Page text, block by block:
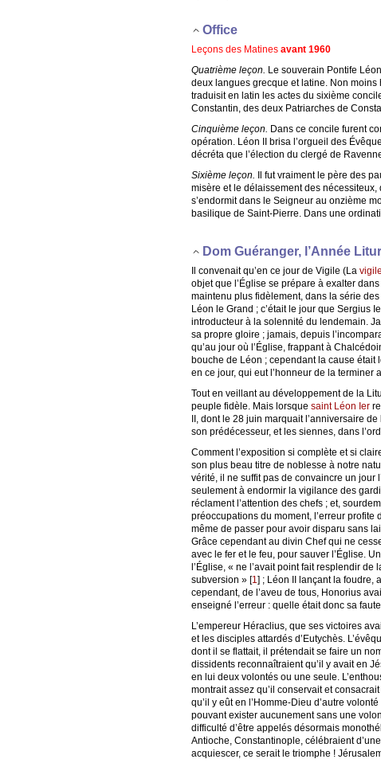
Office
Leçons des Matines avant 1960
Quatrième leçon. Le souverain Pontife
deux langues grecque et latine. Non
traduisit en latin les actes du sixième
Constantin, des deux Patriarches de
Cinquième leçon. Dans ce concile furent
opération. Léon II brisa l’orgueil des
décréta que l’élection du clergé de
Sixième leçon. Il fut vraiment le père des
misère et le délaissement des
s’endormit dans le Seigneur au onzième
basilique de Saint-Pierre. Dans une
Dom Guéranger, l’Année
Il convenait qu’en ce jour de Vigile (La
objet que l’Église se prépare à exalter
maintenu plus fidèlement, dans la série
Léon le Grand ; c’était le jour que Sergius
introducteur à la solennité du lendemain.
sa propre gloire ; jamais, depuis
qu’au jour où l’Église, frappant à
bouche de Léon ; cependant la cause était
en ce jour, qui eut l’honneur de la terminer
Tout en veillant au développement de la
peuple fidèle. Mais lorsque saint Léon Ier
II, dont le 28 juin marquait l’anniversaire
son prédécesseur, et les siennes, dans
Comment l’exposition si complète et si
son plus beau titre de noblesse à notre
vérité, il ne suffit pas de convaincre un jour
seulement à endormir la vigilance des
réclament l’attention des chefs ; et,
préoccupations du moment, l’erreur profite
même de passer pour avoir disparu sans
Grâce cependant au divin Chef qui ne
avec le fer et le feu, pour sauver l’Église.
l’Église, « ne l’avait point fait resplendir
subversion » [1] ; Léon II lançant la foudre,
cependant, de l’aveu de tous, Honorius
enseigné l’erreur : quelle était donc sa
L’empereur Héraclius, que ses victoires
et les disciples attardés d’Eutychès.
dont il se flattait, il prétendait se faire un
dissidents reconnaîtraient qu’il y avait en
en lui deux volontés ou une seule.
montrait assez qu’il conservait et
qu’il y eût en l’Homme-Dieu d’autre
pouvant exister aucunement sans une
difficulté d’être appelés désormais
Antioche, Constantinople, célébraient
acquiescer, ce serait le triomphe !